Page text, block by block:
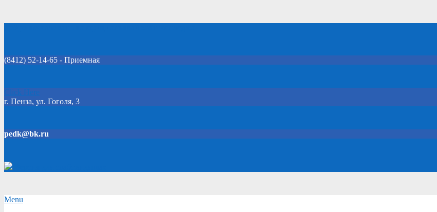
(8412) 52-14-65 - Приемная
Click Here
г. Пенза, ул. Гоголя, 3
pedk@bk.ru
Secondary
Menu